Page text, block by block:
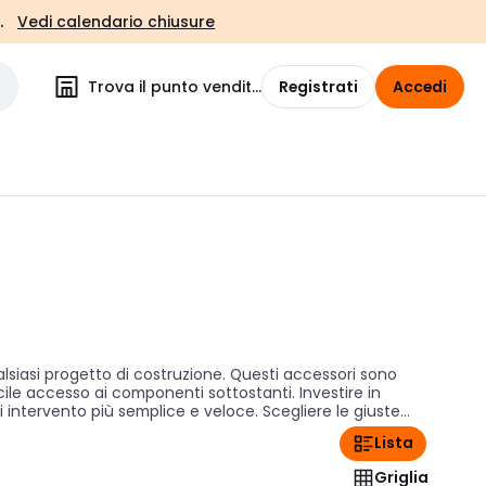
Vedi calendario chiusure
Trova il punto vendita Registrati Accedi
progetto di costruzione. Questi accessori sono
accesso ai componenti sottostanti. Investire in
più semplice e veloce. Scegliere le giuste
Lista
Griglia